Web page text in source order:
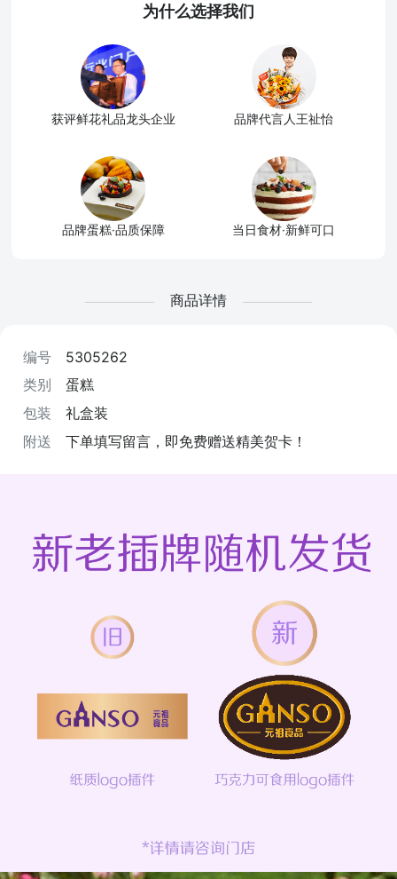
为什么选择我们
获评鲜花礼品龙头企业 品牌代言人王祉怡
品牌蛋糕·品质保障 当日食材·新鲜可口
商品详情
编号
5305262
类别
蛋糕
包装
礼盒装
附送
下单填写留言，即免费赠送精美贺卡！